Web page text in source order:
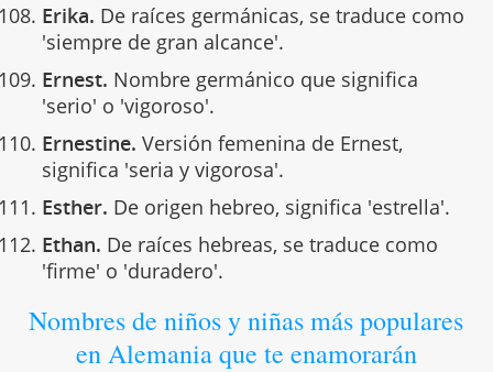
Erika. De raíces germánicas, se traduce como
'siempre de gran alcance'.
Ernest. Nombre germánico que significa
'serio' o 'vigoroso'.
Ernestine. Versión femenina de Ernest,
significa 'seria y vigorosa'.
Esther. De origen hebreo, significa 'estrella'.
Ethan. De raíces hebreas, se traduce como
'firme' o 'duradero'.
Nombres de niños y niñas más populares
en Alemania que te enamorarán